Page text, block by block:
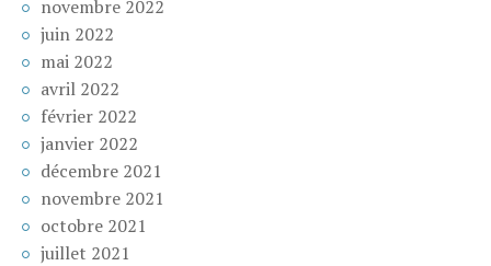
novembre 2022
juin 2022
mai 2022
avril 2022
février 2022
janvier 2022
décembre 2021
novembre 2021
octobre 2021
juillet 2021